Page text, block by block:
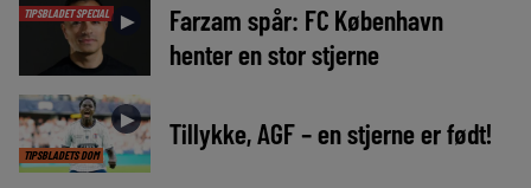
TIPSBLADET SPECIAL ►
Farzam spår: FC København
henter en stor stjerne
TIPSBLADETS DOM
► Tillykke, AGF – en stjerne er født!